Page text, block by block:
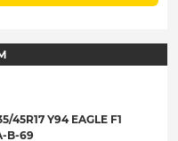
45R17 Y94 EAGLE F1
B-69